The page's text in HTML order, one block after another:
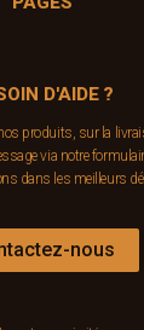
D'AIDE ?
produits, sur la
via notre
dans les meilleurs
nous